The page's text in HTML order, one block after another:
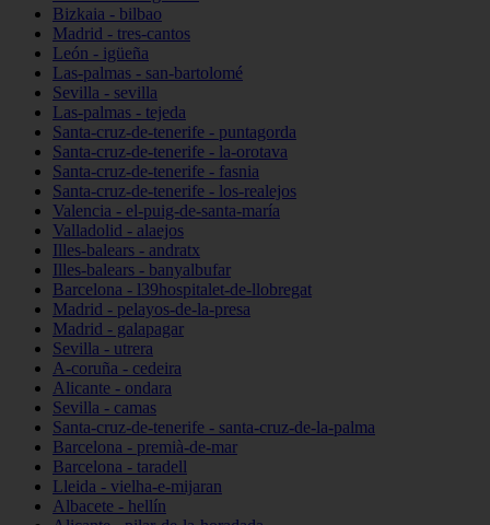
Bizkaia - bilbao
Madrid - tres-cantos
León - igüeña
Las-palmas - san-bartolomé
Sevilla - sevilla
Las-palmas - tejeda
Santa-cruz-de-tenerife - puntagorda
Santa-cruz-de-tenerife - la-orotava
Santa-cruz-de-tenerife - fasnia
Santa-cruz-de-tenerife - los-realejos
Valencia - el-puig-de-santa-maría
Valladolid - alaejos
Illes-balears - andratx
Illes-balears - banyalbufar
Barcelona - l39hospitalet-de-llobregat
Madrid - pelayos-de-la-presa
Madrid - galapagar
Sevilla - utrera
A-coruña - cedeira
Alicante - ondara
Sevilla - camas
Santa-cruz-de-tenerife - santa-cruz-de-la-palma
Barcelona - premià-de-mar
Barcelona - taradell
Lleida - vielha-e-mijaran
Albacete - hellín